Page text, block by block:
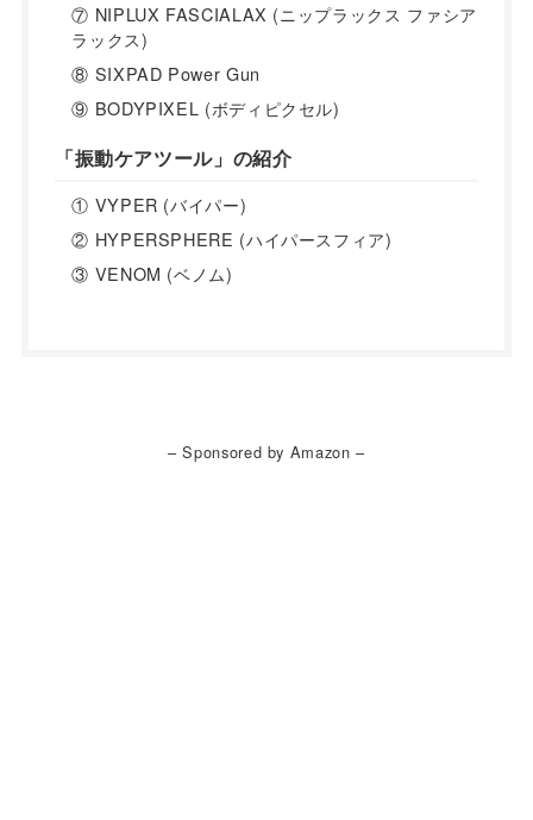
⑦ NIPLUX FASCIALAX (ニップラックス ファシア
ラックス)
⑧ SIXPAD Power Gun
⑨ BODYPIXEL (ボディピクセル)
「振動ケアツール」の紹介
① VYPER (バイパー)
② HYPERSPHERE (ハイパースフィア)
③ VENOM (ベノム)
– Sponsored by Amazon –